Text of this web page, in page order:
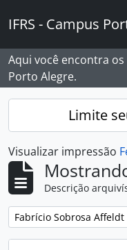
IFRS - Campus
Aqui você encontra
Porto Alegre.
Limite
Visualizar impressão
Descrição
Remover filtro:
Fabrício Sobrosa Affeldt